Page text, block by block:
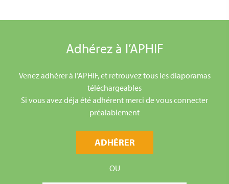
Adhérez à l’APHIF
Venez adhérer à l’APHIF, et retrouvez tous les diaporamas
téléchargeables
Si vous avez déja été adhérent merci de vous connecter
préalablement
ADHÉRER
OU